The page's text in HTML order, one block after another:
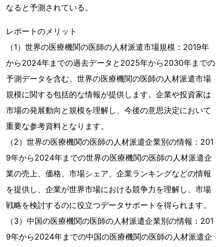
なると予測されている。
レポートのメリット
（1）世界の医療機関の医師の人材派遣市場規模：2019年
から2024年までの過去データと2025年から2030年までの
予測データを含む、世界の医療機関の医師の人材派遣市場
規模に関する包括的な情報が提供します。企業や投資家は
市場の発展動向と規模を理解し、今後の意思決定において
重要な参考資料となります。
（2）世界の医療機関の医師の人材派遣企業別の情報：201
9年から2024年までの世界の医療機関の医師の人材派遣企
業の売上、価格、市場シェア、企業ランキングなどの情報
を提供し、企業が世界市場における競争力を理解し、市場
戦略を検討するのに役立つデータサポートを得られます。
（3）中国の医療機関の医師の人材派遣企業別の情報：201
9年から2024年までの中国の医療機関の医師の人材派遣企